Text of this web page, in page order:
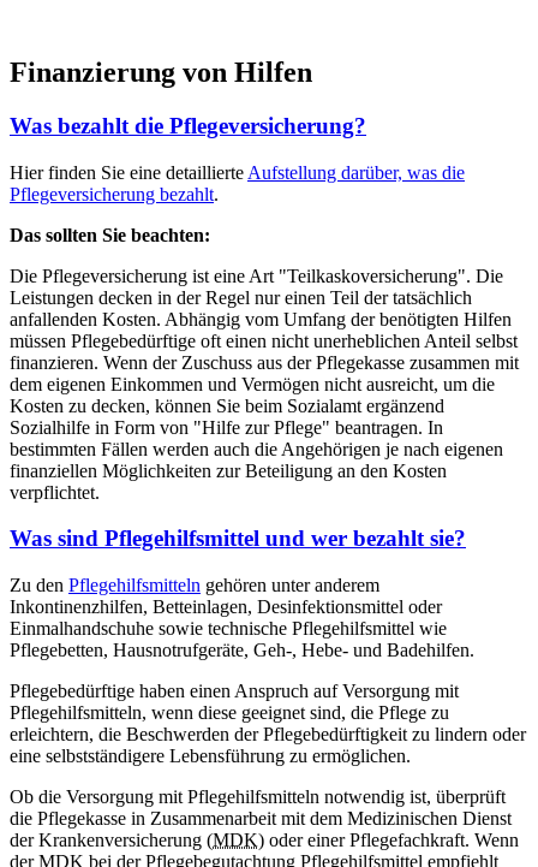
Finanzierung von Hilfen
Was bezahlt die Pflegeversicherung?
Hier finden Sie eine detaillierte Aufstellung darüber, was die
Pflegeversicherung bezahlt.
Das sollten Sie beachten:
Die Pflegeversicherung ist eine Art "Teilkaskoversicherung". Die
Leistungen decken in der Regel nur einen Teil der tatsächlich
anfallenden Kosten. Abhängig vom Umfang der benötigten Hilfen
müssen Pflegebedürftige oft einen nicht unerheblichen Anteil selbst
finanzieren. Wenn der Zuschuss aus der Pflegekasse zusammen mit
dem eigenen Einkommen und Vermögen nicht ausreicht, um die
Kosten zu decken, können Sie beim Sozialamt ergänzend
Sozialhilfe in Form von "Hilfe zur Pflege" beantragen. In
bestimmten Fällen werden auch die Angehörigen je nach eigenen
finanziellen Möglichkeiten zur Beteiligung an den Kosten
verpflichtet.
Was sind Pflegehilfsmittel und wer bezahlt sie?
Zu den Pflegehilfsmitteln gehören unter anderem
Inkontinenzhilfen, Betteinlagen, Desinfektionsmittel oder
Einmalhandschuhe sowie technische Pflegehilfsmittel wie
Pflegebetten, Hausnotrufgeräte, Geh-, Hebe- und Badehilfen.
Pflegebedürftige haben einen Anspruch auf Versorgung mit
Pflegehilfsmitteln, wenn diese geeignet sind, die Pflege zu
erleichtern, die Beschwerden der Pflegebedürftigkeit zu lindern oder
eine selbstständigere Lebensführung zu ermöglichen.
Ob die Versorgung mit Pflegehilfsmitteln notwendig ist, überprüft
die Pflegekasse in Zusammenarbeit mit dem Medizinischen Dienst
der Krankenversicherung (MDK) oder einer Pflegefachkraft. Wenn
der MDK bei der Pflegebegutachtung Pflegehilfsmittel empfiehlt